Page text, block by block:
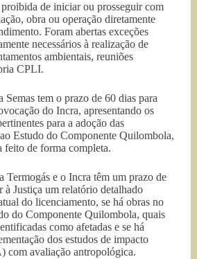
de iniciar ou prosseguir com
obra ou operação diretamente
Foram abertas exceções
necessários à realização de
ambientais, reuniões
CPLI.
Semas tem o prazo de 60 dias para
do Incra, apresentando os
para a adoção das
Estudo do Componente Quilombola,
feito de forma completa.
Termogás e o Incra têm um prazo de
à Justiça um relatório detalhado
do licenciamento, se há obras no
do Componente Quilombola, quais
como afetadas e se há
dos estudos de impacto
avaliação antropológica.